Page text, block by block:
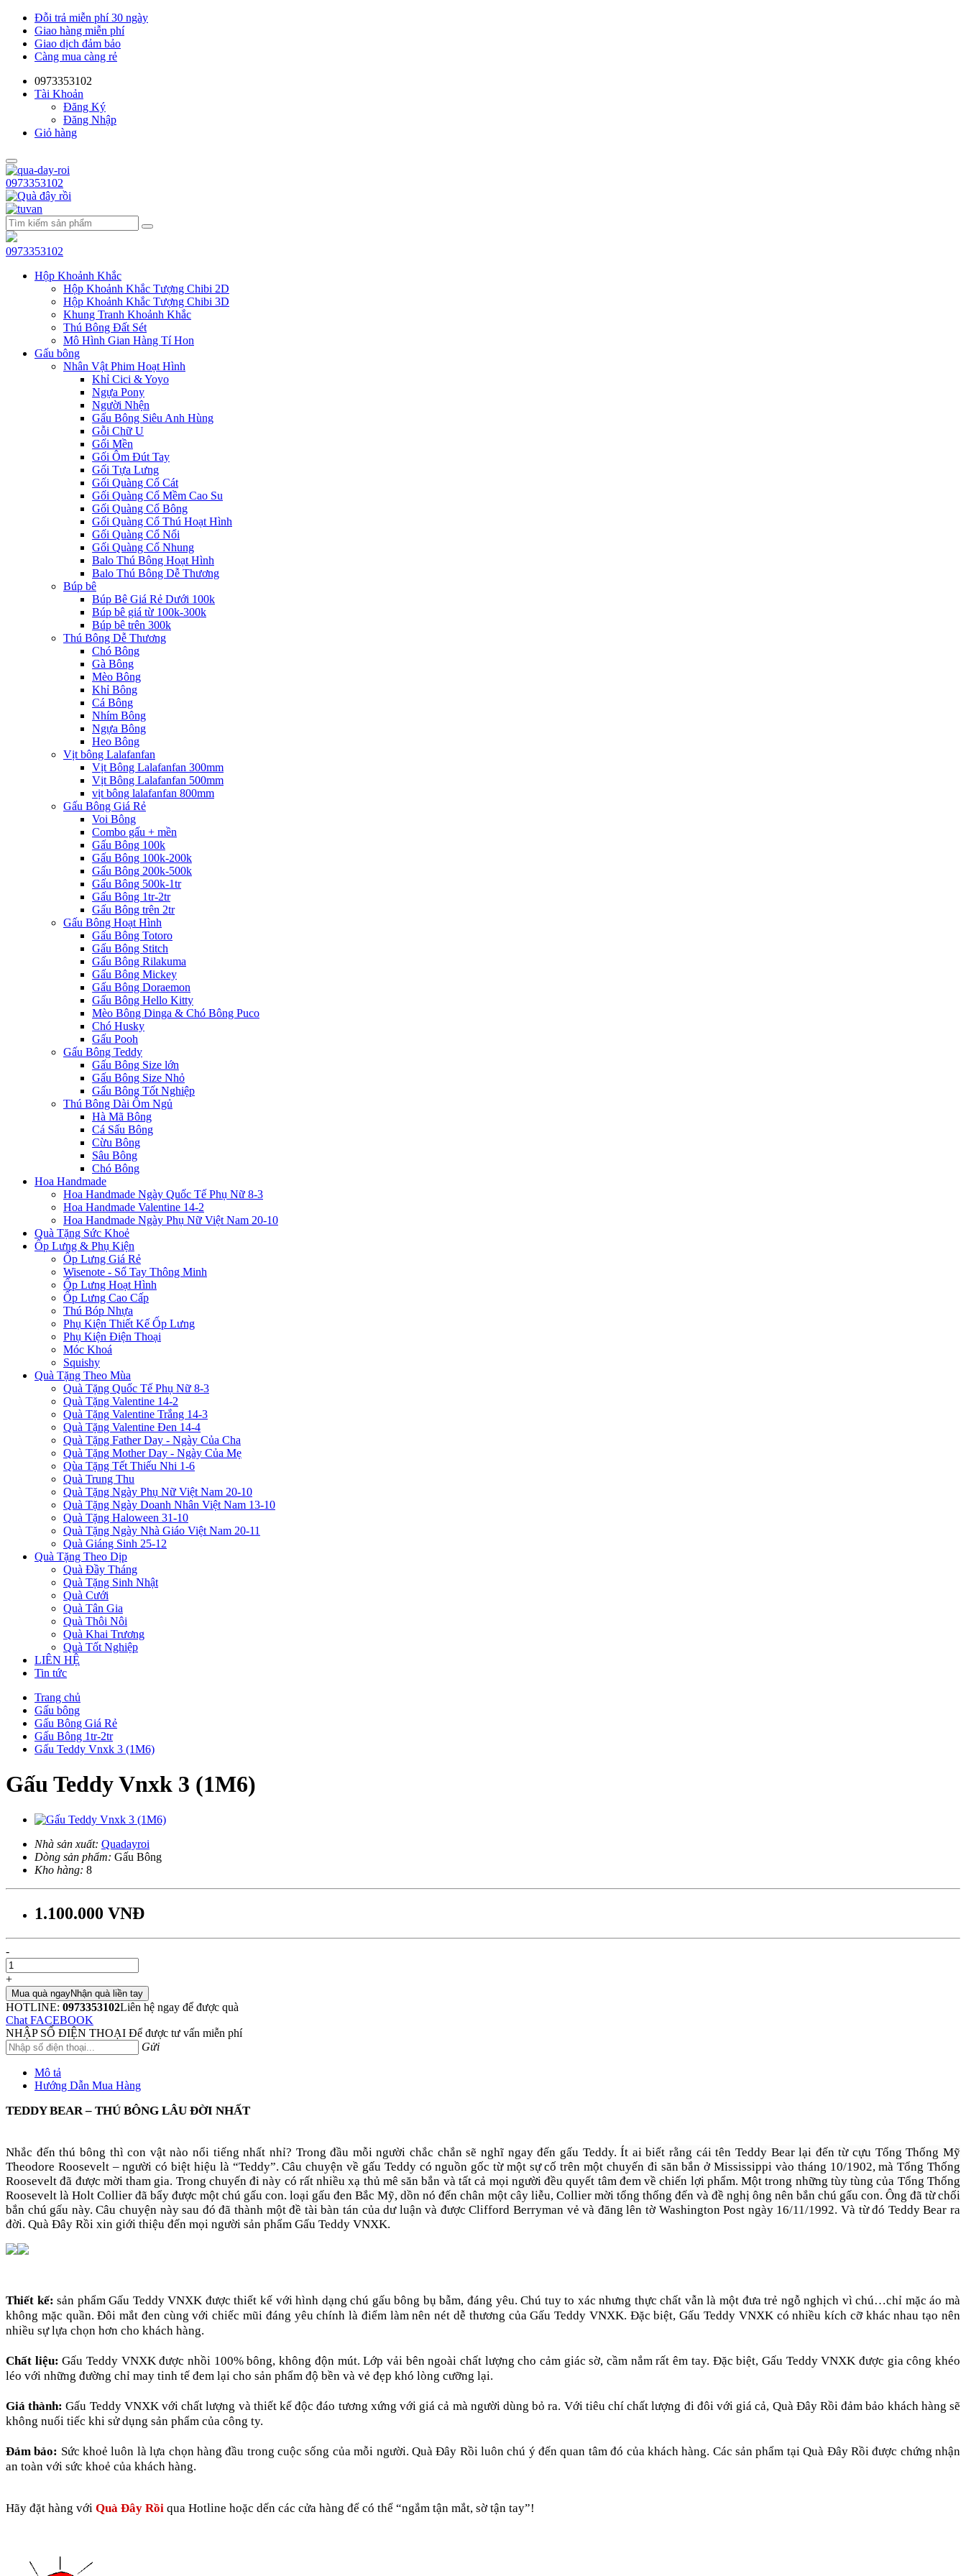
Đỗi trả miễn phí 30 ngày
Giao hàng miễn phí
Giao dịch đảm bảo
Càng mua càng rẻ
0973353102
Tài Khoản
Đăng Ký
Đăng Nhập
Giỏ hàng
0973353102
0973353102
Hộp Khoảnh Khắc
Hộp Khoảnh Khắc Tượng Chibi 2D
Hộp Khoảnh Khắc Tượng Chibi 3D
Khung Tranh Khoảnh Khắc
Thú Bông Đất Sét
Mô Hình Gian Hàng Tí Hon
Gấu bông
Nhân Vật Phim Hoạt Hình
Khỉ Cici & Yoyo
Ngựa Pony
Người Nhện
Gấu Bông Siêu Anh Hùng
Gỗi Chữ U
Gối Mền
Gối Ôm Đút Tay
Gối Tựa Lưng
Gối Quàng Cổ Cát
Gối Quàng Cổ Mềm Cao Su
Gối Quàng Cổ Bông
Gối Quàng Cổ Thú Hoạt Hình
Gối Quàng Cổ Nổi
Gối Quàng Cổ Nhung
Balo Thú Bông Hoạt Hình
Balo Thú Bông Dễ Thương
Búp bê
Búp Bê Giá Rẻ Dưới 100k
Búp bê giá từ 100k-300k
Búp bê trên 300k
Thú Bông Dễ Thương
Chó Bông
Gà Bông
Mèo Bông
Khỉ Bông
Cá Bông
Nhím Bông
Ngựa Bông
Heo Bông
Vịt bông Lalafanfan
Vịt Bông Lalafanfan 300mm
Vịt Bông Lalafanfan 500mm
vịt bông lalafanfan 800mm
Gấu Bông Giá Rẻ
Voi Bông
Combo gấu + mền
Gấu Bông 100k
Gấu Bông 100k-200k
Gấu Bông 200k-500k
Gấu Bông 500k-1tr
Gấu Bông 1tr-2tr
Gấu Bông trên 2tr
Gấu Bông Hoạt Hình
Gấu Bông Totoro
Gấu Bông Stitch
Gấu Bông Rilakuma
Gấu Bông Mickey
Gấu Bông Doraemon
Gấu Bông Hello Kitty
Mèo Bông Dinga & Chó Bông Puco
Chó Husky
Gấu Pooh
Gấu Bông Teddy
Gấu Bông Size lớn
Gấu Bông Size Nhỏ
Gấu Bông Tốt Nghiệp
Thú Bông Dài Ôm Ngủ
Hà Mã Bông
Cá Sấu Bông
Cừu Bông
Sâu Bông
Chó Bông
Hoa Handmade
Hoa Handmade Ngày Quốc Tế Phụ Nữ 8-3
Hoa Handmade Valentine 14-2
Hoa Handmade Ngày Phụ Nữ Việt Nam 20-10
Quà Tặng Sức Khoẻ
Ốp Lưng & Phụ Kiện
Ốp Lưng Giá Rẻ
Wisenote - Sổ Tay Thông Minh
Ốp Lưng Hoạt Hình
Ốp Lưng Cao Cấp
Thú Bóp Nhựa
Phụ Kiện Thiết Kế Ốp Lưng
Phụ Kiện Điện Thoại
Móc Khoá
Squishy
Quà Tặng Theo Mùa
Quà Tặng Quốc Tế Phụ Nữ 8-3
Quà Tặng Valentine 14-2
Quà Tặng Valentine Trắng 14-3
Quà Tặng Valentine Đen 14-4
Quà Tặng Father Day - Ngày Của Cha
Quà Tặng Mother Day - Ngày Của Mẹ
Qùa Tặng Tết Thiếu Nhi 1-6
Quà Trung Thu
Quà Tặng Ngày Phụ Nữ Việt Nam 20-10
Quà Tặng Ngày Doanh Nhân Việt Nam 13-10
Quà Tặng Haloween 31-10
Quà Tặng Ngày Nhà Giáo Việt Nam 20-11
Quà Giáng Sinh 25-12
Quà Tặng Theo Dịp
Quà Đầy Tháng
Quà Tặng Sinh Nhật
Quà Cưới
Quà Tân Gia
Quà Thôi Nôi
Quà Khai Trương
Quà Tốt Nghiệp
LIÊN HỆ
Tin tức
Trang chủ
Gấu bông
Gấu Bông Giá Rẻ
Gấu Bông 1tr-2tr
Gấu Teddy Vnxk 3 (1M6)
Gấu Teddy Vnxk 3 (1M6)
Nhà sản xuất: Quadayroi
Dòng sản phẩm: Gấu Bông
Kho hàng: 8
1.100.000 VNĐ
-
+
Mua quà ngayNhận quà liền tay
HOTLINE: 0973353102Liên hệ ngay để được quà
Chat FACEBOOK
NHẬP SỐ ĐIỆN THOẠI Để được tư vấn miễn phí
Gửi
Mô tả
Hướng Dẫn Mua Hàng
TEDDY BEAR – THÚ BÔNG LÂU ĐỜI NHẤT
Nhắc đến thú bông thì con vật nào nổi tiếng nhất nhỉ? Trong đầu mỗi người chắc chắn sẽ nghĩ ngay đến gấu Teddy.Ít ai biết rằng cái tên Teddy Bear lại đến từ cựu Tổng Thống Mỹ
Theodore Roosevelt – người có biệt hiệu là “Teddy”. Câu chuyện về gấu Teddy có nguồn gốc từ một sự cố trên một chuyến đi săn bắn ở Mississippi vào tháng 10/1902, mà Tổng Thống
Roosevelt đã được mời tham gia. Trong chuyến đi này có rất nhiều xạ thủ mê săn bắn và tất cả mọi người đều quyết tâm đem về chiến lợi phẩm. Một trong những tùy tùng của Tổng Thống
Roosevelt là Holt Collier đã bẩy được một chú gấu con. loại gấu đen Bắc Mỹ, dồn nó đến chân một cây liễu, Collier mời tổng thống đến và đề nghị ông nên bắn chú gấu con. Ông đã từ chối
bắn chú gấu này. Câu chuyện này sau đó đã thành một đề tài bàn tán của dư luận và được Clifford Berryman vẻ và đăng lên tờ Washington Post ngày 16/11/1992. Và từ đó Teddy Bear ra
đời. Quà Đây Rồi xin giới thiệu đến mọi người sản phẩm Gấu Teddy VNXK.
Thiết kế:sản phẩm Gấu Teddy VNXK được thiết kế với hình dạng chú gấu bông bụ bẫm, đáng yêu. Chú tuy to xác nhưng thực chất vẫn là một đưa trẻ ngỗ nghịch vì chú…chỉ mặc áo mà
không mặc quần. Đôi mắt đen cùng với chiếc mũi đáng yêu chính là điểm làm nên nét dễ thương của Gấu Teddy VNXK. Đặc biệt, Gấu Teddy VNXK có nhiều kích cỡ khác nhau tạo nên
nhiều sự lựa chọn hơn cho khách hàng.
Chất liệu:Gấu Teddy VNXK được nhồi 100% bông, không độn mút. Lớp vải bên ngoài chất lượng cho cảm giác sờ, cầm nắm rất êm tay. Đặc biệt, Gấu Teddy VNXK được gia công khéo
léo với những đường chỉ may tinh tế đem lại cho sản phẩm độ bền và vẻ đẹp khó lòng cưỡng lại.
Giá thành:Gấu Teddy VNXK với chất lượng và thiết kế độc đáo tương xứng với giá cả mà người dùng bỏ ra. Với tiêu chí chất lượng đi đôi với giá cả, Quà Đây Rồi đảm bảo khách hàng sẽ
không nuối tiếc khi sử dụng sản phẩm của công ty.
Đảm bảo: Sức khoẻ luôn là lựa chọn hàng đầu trong cuộc sống của mỗi người. Quà Đây Rồi luôn chú ý đến quan tâm đó của khách hàng. Các sản phẩm tại Quà Đây Rồi được chứng nhận
an toàn với sức khoẻ của khách hàng.
Hãy đặt hàng với Quà Đây Rồi qua Hotline hoặc dến các cửa hàng để có thể “ngắm tận mắt, sờ tận tay”!